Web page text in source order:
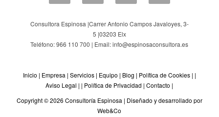
Consultora Espinosa |Carrer Antonio Campos Javaloyes, 3-
5 |03203 Elx
Teléfono: 966 110 700 | Email: info@espinosaconsultora.es
Inicio | Empresa | Servicios| Equipo | Blog | Política de Cookies| |
Aviso Legal | | Política de Privacidad |Contacto |
Copyright © 2026 Consultoría Espinosa | Diseñado y desarrollado por
Web&Co